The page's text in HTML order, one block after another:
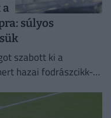
a
súlyos
szabott ki a
hazai fodrászcikk-